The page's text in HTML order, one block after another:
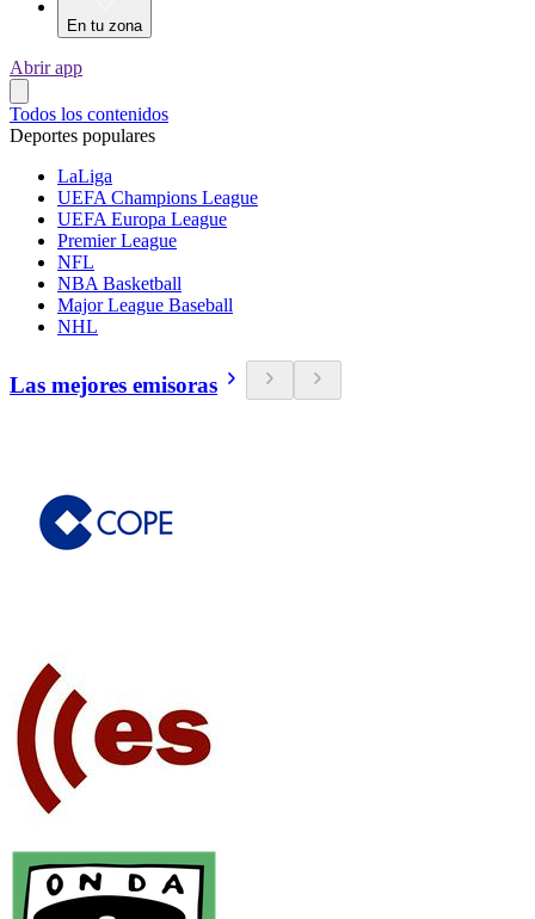
En tu zona
Abrir app
Todos los contenidos
Deportes populares
LaLiga
UEFA Champions League
UEFA Europa League
Premier League
NFL
NBA Basketball
Major League Baseball
NHL
Las mejores emisoras